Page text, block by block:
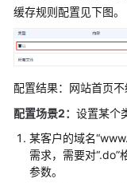
缓存规则配置见下图。
配置结果：网站首页不
配置场景2： 设置某个
某客户的域名
需求，需要对“.do”
参数。